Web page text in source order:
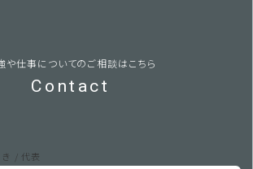
や仕事についてのご相談はこちら
Contact
/ 代表